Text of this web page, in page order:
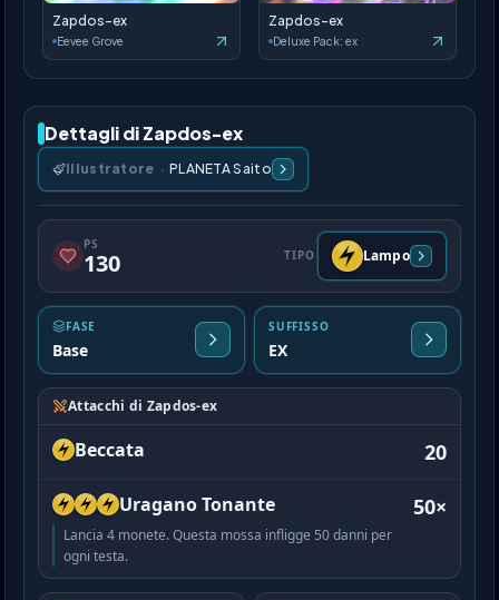
Zapdos-ex
Eevee Grove
Zapdos-ex
Deluxe Pack: ex
Dettagli di Zapdos-ex
Illustratore · PLANETA Saito
PS
130 TIPO Lampo
FASE
Base
SUFFISSO
EX
Attacchi di Zapdos-ex
Beccata 20
Uragano Tonante
Lancia 4 monete. Questa mossa infligge 50 danni per
ogni testa.
50×